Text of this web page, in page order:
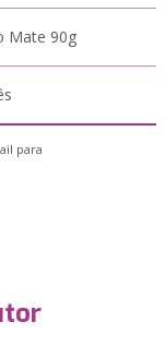
Mate 90g
para